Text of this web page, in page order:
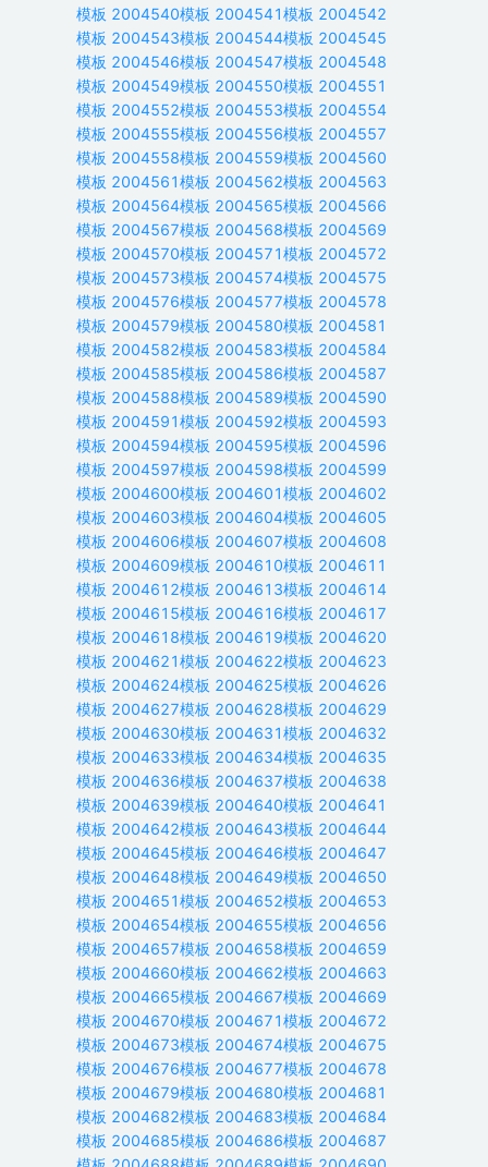
模板 2004540模板 2004541模板 2004542
模板 2004543模板 2004544模板 2004545
模板 2004546模板 2004547模板 2004548
模板 2004549模板 2004550模板 2004551
模板 2004552模板 2004553模板 2004554
模板 2004555模板 2004556模板 2004557
模板 2004558模板 2004559模板 2004560
模板 2004561模板 2004562模板 2004563
模板 2004564模板 2004565模板 2004566
模板 2004567模板 2004568模板 2004569
模板 2004570模板 2004571模板 2004572
模板 2004573模板 2004574模板 2004575
模板 2004576模板 2004577模板 2004578
模板 2004579模板 2004580模板 2004581
模板 2004582模板 2004583模板 2004584
模板 2004585模板 2004586模板 2004587
模板 2004588模板 2004589模板 2004590
模板 2004591模板 2004592模板 2004593
模板 2004594模板 2004595模板 2004596
模板 2004597模板 2004598模板 2004599
模板 2004600模板 2004601模板 2004602
模板 2004603模板 2004604模板 2004605
模板 2004606模板 2004607模板 2004608
模板 2004609模板 2004610模板 2004611
模板 2004612模板 2004613模板 2004614
模板 2004615模板 2004616模板 2004617
模板 2004618模板 2004619模板 2004620
模板 2004621模板 2004622模板 2004623
模板 2004624模板 2004625模板 2004626
模板 2004627模板 2004628模板 2004629
模板 2004630模板 2004631模板 2004632
模板 2004633模板 2004634模板 2004635
模板 2004636模板 2004637模板 2004638
模板 2004639模板 2004640模板 2004641
模板 2004642模板 2004643模板 2004644
模板 2004645模板 2004646模板 2004647
模板 2004648模板 2004649模板 2004650
模板 2004651模板 2004652模板 2004653
模板 2004654模板 2004655模板 2004656
模板 2004657模板 2004658模板 2004659
模板 2004660模板 2004662模板 2004663
模板 2004665模板 2004667模板 2004669
模板 2004670模板 2004671模板 2004672
模板 2004673模板 2004674模板 2004675
模板 2004676模板 2004677模板 2004678
模板 2004679模板 2004680模板 2004681
模板 2004682模板 2004683模板 2004684
模板 2004685模板 2004686模板 2004687